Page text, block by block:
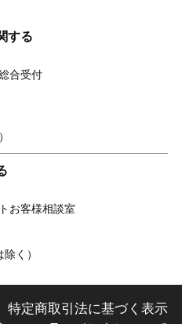
する
合受付
お客様相談室
く）
特定商取引法に基づく表示